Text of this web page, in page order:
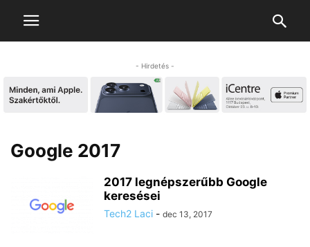
- Hirdetés -
Google 2017
2017 legnépszerűbb Google
keresései
Tech2 Laci - dec 13, 2017